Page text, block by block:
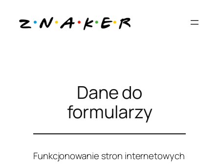
Dane do
formularzy
Funkcjonowanie stron internetowych